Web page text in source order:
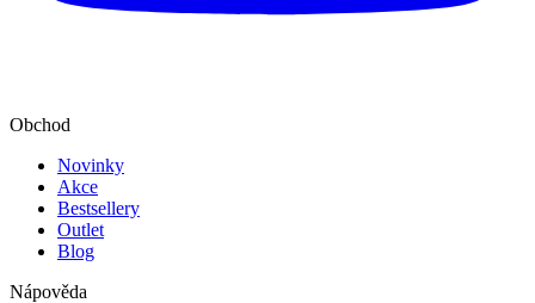
Obchod
Novinky
Akce
Bestsellery
Outlet
Blog
Nápověda